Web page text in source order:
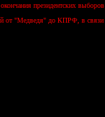
президентских
от "Медведя" до КПРФ, в